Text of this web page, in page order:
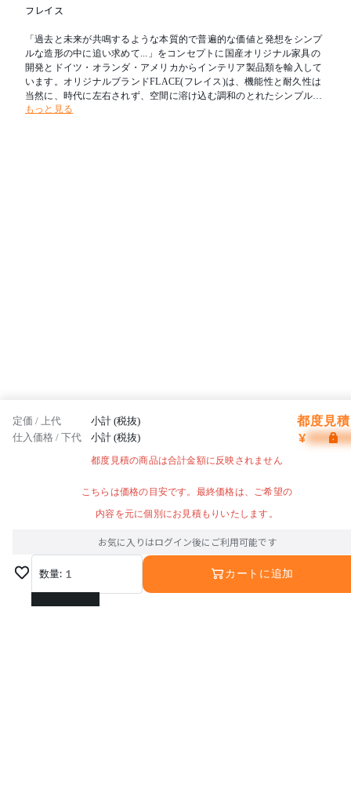
フレイス
「過去と未来が共鳴するような本質的で普遍的な価値と発想をシンプ
ルな造形の中に追い求めて...」をコンセプトに国産オリジナル家具の
開発とドイツ・オランダ・アメリカからインテリア製品類を輸入して
います。オリジナルブランドFLACE(フレイス)は、機能性と耐久性は
当然に、時代に左右されず、空間に溶け込む調和のとれたシンプルな
家具創りを目指しています。フレイスは日本から、そして世界から高
もっと見る
定価 / 上代 小計 (税抜) 都度見
仕入価格 / 下代 小計 (税抜) ¥
都度見積の商品は合計金額に反映されません
こちらは価格の目安です。最終価格は、ご希望の
内容を元に個別にお見積もりいたします。
お気に入りはログイン後にご利用可能です
数量: 1
1
カートに追加